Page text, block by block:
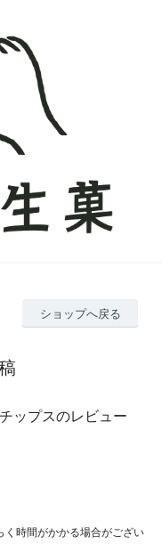
ショップへ戻る
ップスのレビュー
く時間がかかる場合がござい